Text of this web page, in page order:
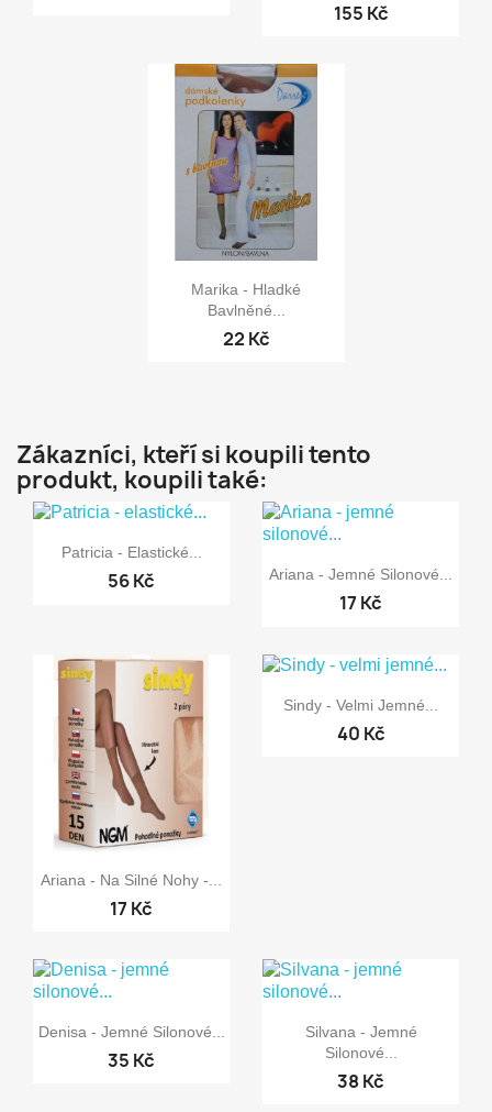
155 Kč
 Rychlý náhled
Marika - Hladké
Bavlněné...
22 Kč
Zákazníci, kteří si koupili tento
produkt, koupili také:
 Rychlý náhled
Patricia - Elastické...
56 Kč  Rychlý náhled
Ariana - Jemné Silonové...
17 Kč
 Rychlý náhled
Ariana - Na Silné Nohy -...
17 Kč
 Rychlý náhled
Sindy - Velmi Jemné...
40 Kč
 Rychlý náhled
Denisa - Jemné Silonové...
35 Kč
 Rychlý náhled
Silvana - Jemné
Silonové...
38 Kč